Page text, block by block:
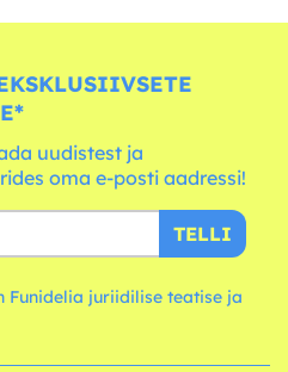
uudistest ja
oma e-posti aadressi!
TELLI
Funidelia juriidilise teatise ja